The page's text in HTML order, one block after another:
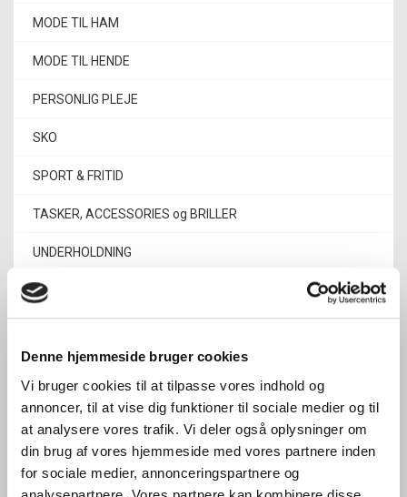
Denne hjemmeside bruger cookies
Vi bruger cookies til at tilpasse vores indhold og
annoncer, til at vise dig funktioner til sociale medier og til
at analysere vores trafik. Vi deler også oplysninger om
din brug af vores hjemmeside med vores partnere inden
for sociale medier, annonceringspartnere og
MODE TIL HAM
MODE TIL HENDE
PERSONLIG PLEJE
SKO
SPORT & FRITID
TASKER, ACCESSORIES og BRILLER
UNDERHOLDNING
ALLE A B C D F G
H I J K
O P R S T V W
Y Z